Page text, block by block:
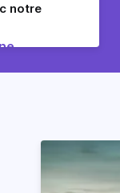
notre